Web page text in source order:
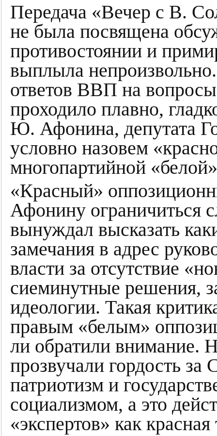
Передача «Вечер с В.
не была посвящена
противостоянии и
выплыла
ответов ВВП на вопросы
проходило плавно,
Ю. Афонина, депутата
условно назовем
многопартийной
«Красный»
Афонину ограничиться
вынуждал высказать
замечания в адрес
власти за отсутствие
сиеминутные решения,
идеологии. Такая
правым «белым»
ли обратили внимание.
прозвучали гордость
патриотизм и
социализмом, а это
«экспертов» как